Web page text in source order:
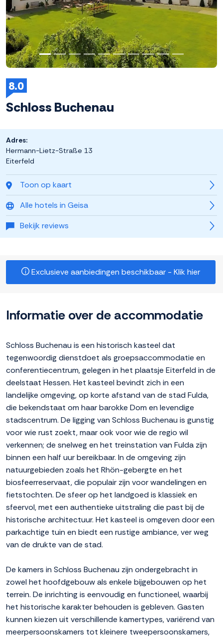
8.0
Schloss Buchenau
Toon op kaart
Alle hotels in Geisa
Bekijk reviews
Adres:
Hermann-Lietz-Straße 13
Eiterfeld
Exclusieve aanbiedingen beschikbaar - Klik hier
Informatie over de accommodatie
Schloss Buchenau is een historisch kasteel dat
tegenwoordig dienstdoet als groepsaccommodatie en
conferentiecentrum, gelegen in het plaatsje Eiterfeld in de
deelstaat Hessen. Het kasteel bevindt zich in een
landelijke omgeving, op korte afstand van de stad Fulda,
die bekendstaat om haar barokke Dom en levendige
stadscentrum. De ligging van Schloss Buchenau is gunstig
voor wie rust zoekt, maar ook voor wie de regio wil
verkennen; de snelweg en het treinstation van Fulda zijn
binnen een half uur bereikbaar. In de omgeving zijn
natuurgebieden zoals het Rhön-gebergte en het
biosfeerreservaat, die populair zijn voor wandelingen en
fietstochten. De sfeer op het landgoed is klassiek en
sfeervol, met een authentieke uitstraling die past bij de
historische architectuur. Het kasteel is omgeven door een
parkachtige tuin en biedt een rustige ambiance, ver weg
van de drukte van de stad.
De kamers in Schloss Buchenau zijn ondergebracht in
zowel het hoofdgebouw als enkele bijgebouwen op het
terrein. De inrichting is eenvoudig en functioneel, waarbij
het historische karakter behouden is gebleven. Gasten
kunnen kiezen uit verschillende kamertypes, variërend van
meerpersoonskamers tot kleinere tweepersoonskamers,